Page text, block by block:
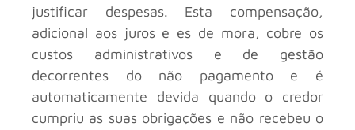
justificar despesas. Esta compensação,
adicional aos juros e es de mora, cobre os
custos administrativos e de gestão
decorrentes do não pagamento e é
automaticamente devida quando o credor
cumpriu as suas obrigações e não recebeu o